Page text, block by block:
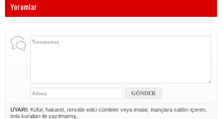
Yorumlar
UYARI: Küfür, hakaret, rencide edici cümleler veya imalar, inançlara saldırı içeren,
imla kuralları ile yazılmamış,